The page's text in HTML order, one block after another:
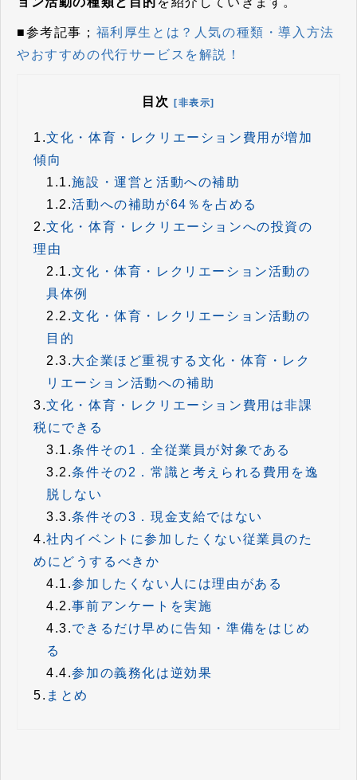
■参考記事； 福利厚生とは？人気の種類・導入方法
やおすすめの代行サービスを解説！
目次 [非表示]
1.文化・体育・レクリエーション費用が増加
傾向
1.1.施設・運営と活動への補助
1.2.活動への補助が64％を占める
2.文化・体育・レクリエーションへの投資の
理由
2.1.文化・体育・レクリエーション活動の
具体例
2.2.文化・体育・レクリエーション活動の
目的
2.3.大企業ほど重視する文化・体育・レク
リエーション活動への補助
3.文化・体育・レクリエーション費用は非課
税にできる
3.1.条件その1．全従業員が対象である
3.2.条件その2．常識と考えられる費用を逸
脱しない
3.3.条件その3．現金支給ではない
4.社内イベントに参加したくない従業員のた
めにどうするべきか
4.1.参加したくない人には理由がある
4.2.事前アンケートを実施
4.3.できるだけ早めに告知・準備をはじめ
る
4.4.参加の義務化は逆効果
5. まとめ